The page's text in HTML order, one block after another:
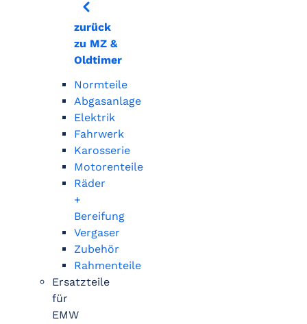
zurück
zu MZ &
Oldtimer
Normteile
Abgasanlage
Elektrik
Fahrwerk
Karosserie
Motorenteile
Räder
+
Bereifung
Vergaser
Zubehör
Rahmenteile
Ersatzteile
für
EMW